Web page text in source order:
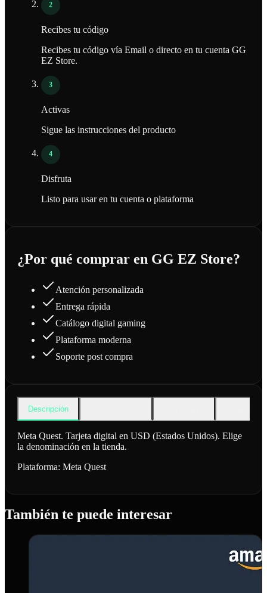
2
Recibes tu código
Recibes tu código vía Email o directo en tu cuenta GG
EZ Store.
3
Activas
Sigue las instrucciones del producto
4
Disfruta
Listo para usar en tu cuenta o plataforma
¿Por qué comprar en GG EZ Store?
Atención personalizada
Entrega rápida
Catálogo digital gaming
Plataforma moderna
Soporte post compra
Descripción
Meta Quest. Tarjeta digital en USD (Estados Unidos). Elige
la denominación en la tienda.
Plataforma: Meta Quest
También te puede interesar